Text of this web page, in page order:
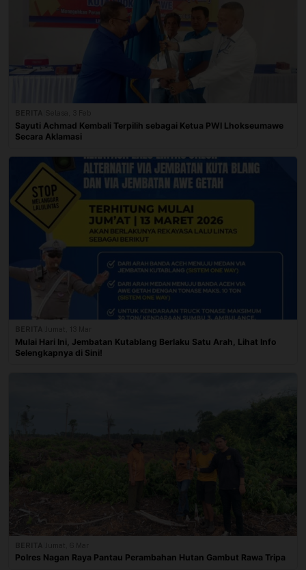
Sayuti Achmad Kembali Terpilih sebagai Ketua PWI Lhokseumawe
Secara Aklamasi
Mulai Hari Ini, Jembatan Kutablang Berlaku Satu Arah, Lihat Info
Selengkapnya di Sini!
Polres Nagan Raya Pantau Perambahan Hutan Gambut Rawa Tripa